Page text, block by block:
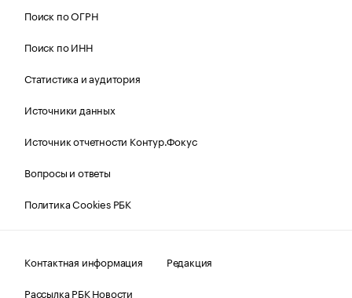
Поиск по ОГРН
Поиск по ИНН
Статистика и аудитория
Источники данных
Источник отчетности Контур.Фокус
Вопросы и ответы
Политика Cookies РБК
Контактная информация
Редакция
Рассылка РБК Новости